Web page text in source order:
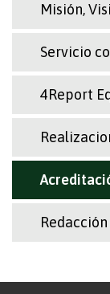
Misión,
Servicio
4Report
Redacción